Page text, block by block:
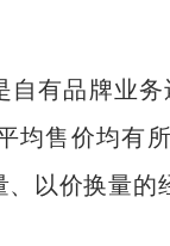
自有品牌业务
均售价均有
以价换量的